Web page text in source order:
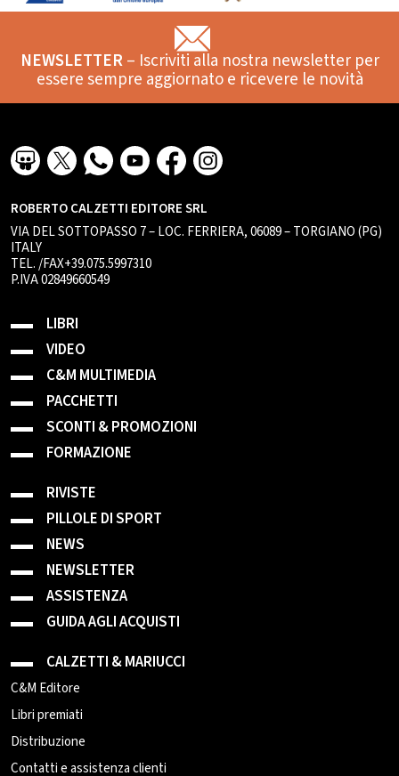
NEWSLETTER– Iscriviti alla nostra newsletter per
essere sempre aggiornato e ricevere le novità
ROBERTO CALZETTI EDITORE SRL
VIA DEL SOTTOPASSO 7 – LOC. FERRIERA, 06089 – TORGIANO (PG)
ITALY
TEL. /FAX+39.075.5997310
P.IVA 02849660549
LIBRI
VIDEO
C&M MULTIMEDIA
PACCHETTI
SCONTI & PROMOZIONI
FORMAZIONE
RIVISTE
PILLOLE DI SPORT
NEWS
NEWSLETTER
ASSISTENZA
GUIDA AGLI ACQUISTI
CALZETTI & MARIUCCI
C&M Editore
Libri premiati
Distribuzione
Contatti e assistenza clienti